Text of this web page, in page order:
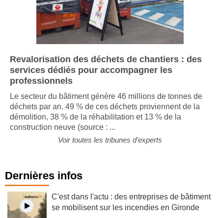
Revalorisation des déchets de chantiers : des
services dédiés pour accompagner les
professionnels
Le secteur du bâtiment génère 46 millions de tonnes de
déchets par an. 49 % de ces déchets proviennent de la
démolition, 38 % de la réhabilitation et 13 % de la
Dernières infos
C'est dans l'actu : des entreprises de bâtiment